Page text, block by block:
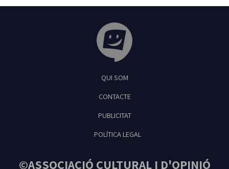
Feliu de Guíxols
QUI SOM
CONTACTE
PUBLICITAT
POLÍTICA LEGAL
©ASSOCIACIÓ CULTURAL I D'OPINIÓ